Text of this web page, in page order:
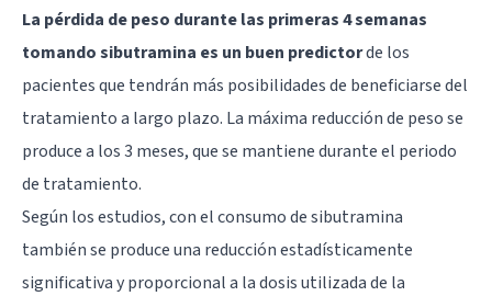
La pérdida de peso durante las primeras 4 semanas
tomando sibutramina es un buen predictorde los
pacientes que tendrán más posibilidades de beneficiarse del
tratamiento a largo plazo. La máxima reducción de peso se
produce a los 3 meses, que se mantiene durante el periodo
de tratamiento.
Según los estudios, con el consumo de sibutramina
también se produce una reducción estadísticamente
significativa y proporcional a la dosis utilizada de la